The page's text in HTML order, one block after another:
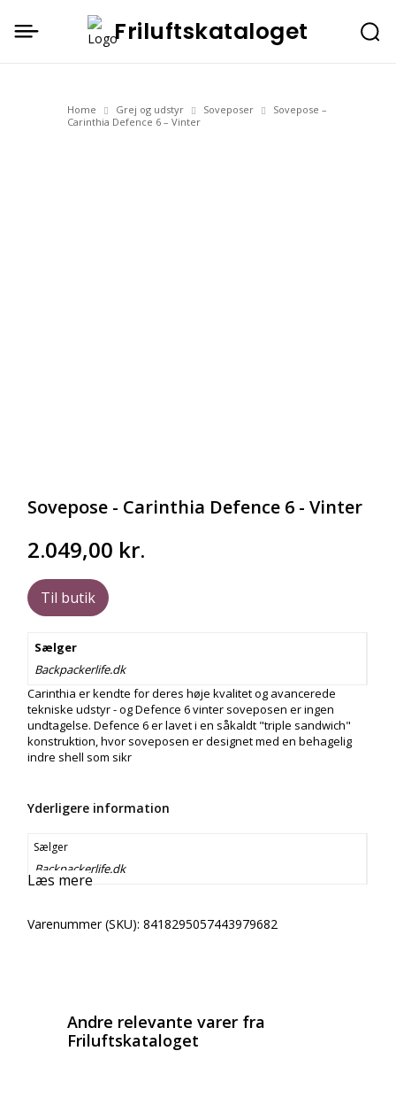
Friluftskataloget
Home Grej og udstyr Soveposer
Sovepose –
Carinthia Defence 6 – Vinter
Sovepose - Carinthia Defence 6 - Vinter
2.049,00 kr.
Til butik
Sælger
Backpackerlife.dk
Carinthia er kendte for deres høje kvalitet og avancerede
tekniske udstyr - og Defence 6 vinter soveposen er ingen
undtagelse. Defence 6 er lavet i en såkaldt "triple sandwich"
konstruktion, hvor soveposen er designet med en behagelig
indre shell som sikr
Yderligere information
Sælger
Backpackerlife.dk
Læs mere
Varenummer (SKU):8418295057443979682
Email Copy URL
Andre relevante varer fra
Friluftskataloget